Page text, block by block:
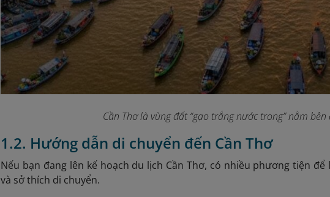
Cần Thơ là vùng đất “gạo trắng nước trong” nằm
1.2. Hướng dẫn di chuyển đến Cần Thơ
Nếu bạn đang lên kế hoạch du lịch Cần Thơ, có nhiều phương tiện
và sở thích di chuyển.